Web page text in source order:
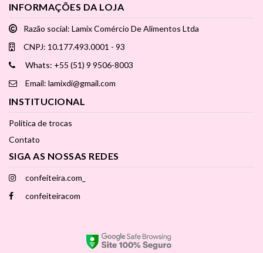
INFORMAÇÕES DA LOJA
Razão social: Lamix Comércio De Alimentos Ltda
CNPJ: 10.177.493.0001 - 93
Whats: +55 (51) 9 9506-8003
Email: lamixdi@gmail.com
INSTITUCIONAL
Política de trocas
Contato
SIGA AS NOSSAS REDES
confeiteira.com_
confeiteiracom